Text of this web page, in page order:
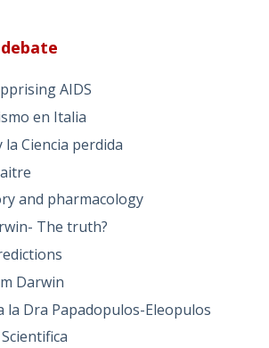
AIDS
en Italia
la Ciencia perdida
and pharmacology
The truth?
Darwin
la Dra Papadopulos-Eleopulos